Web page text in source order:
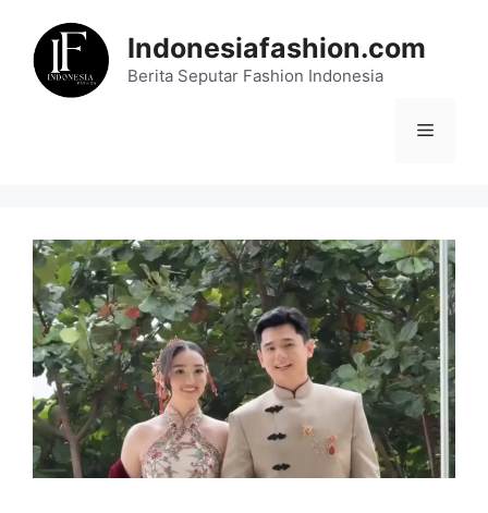
content
Indonesiafashion.com
Berita Seputar Fashion Indonesia
Menu